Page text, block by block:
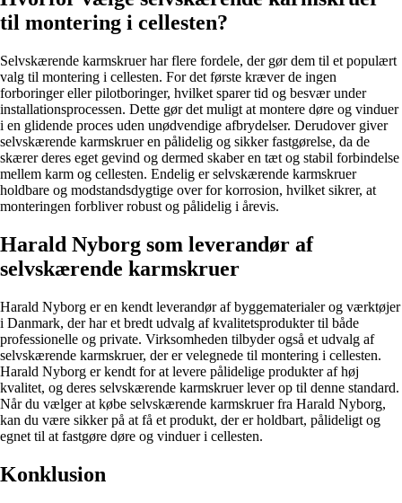
til montering i cellesten?
Selvskærende karmskruer har flere fordele, der gør dem til et populært
valg til montering i cellesten. For det første kræver de ingen
forboringer eller pilotboringer, hvilket sparer tid og besvær under
installationsprocessen. Dette gør det muligt at montere døre og vinduer
i en glidende proces uden unødvendige afbrydelser. Derudover giver
selvskærende karmskruer en pålidelig og sikker fastgørelse, da de
skærer deres eget gevind og dermed skaber en tæt og stabil forbindelse
mellem karm og cellesten. Endelig er selvskærende karmskruer
holdbare og modstandsdygtige over for korrosion, hvilket sikrer, at
monteringen forbliver robust og pålidelig i årevis.
Harald Nyborg som leverandør af
selvskærende karmskruer
Harald Nyborg er en kendt leverandør af byggematerialer og værktøjer
i Danmark, der har et bredt udvalg af kvalitetsprodukter til både
professionelle og private. Virksomheden tilbyder også et udvalg af
selvskærende karmskruer, der er velegnede til montering i cellesten.
Harald Nyborg er kendt for at levere pålidelige produkter af høj
kvalitet, og deres selvskærende karmskruer lever op til denne standard.
Når du vælger at købe selvskærende karmskruer fra Harald Nyborg,
kan du være sikker på at få et produkt, der er holdbart, pålideligt og
egnet til at fastgøre døre og vinduer i cellesten.
Konklusion